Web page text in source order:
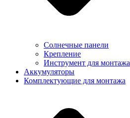
Солнечные панели
Крепление
Инструмент для монтажа
Аккумуляторы
Комплектующие для монтажа